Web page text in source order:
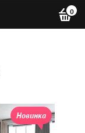
0
Новинка